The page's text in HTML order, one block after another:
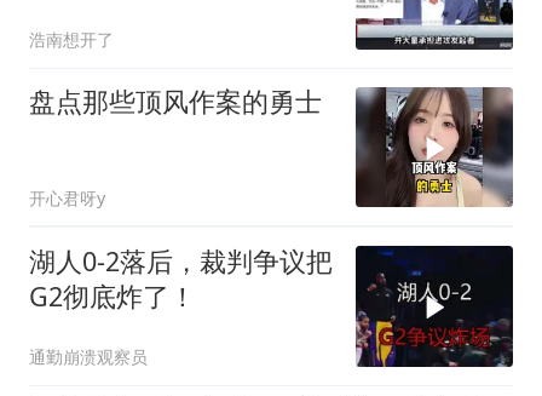
浩南想开了
盘点那些顶风作案的勇士
开心君呀y
湖人0-2落后，裁判争议把
G2彻底炸了！
通勤崩溃观察员